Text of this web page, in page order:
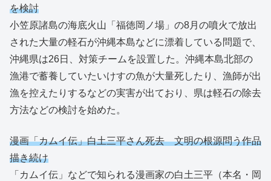
を検討
小笠原諸島の海底火山「福徳岡ノ場」の8月の噴火で放出
された大量の軽石が沖縄本島などに漂着している問題で、
沖縄県は26日、対策チームを設置した。沖縄本島北部の
漁港で蓄養していたいけすの魚が大量死したり、漁師が出
漁を控えたりするなどの実害が出ており、県は軽石の除去
方法などの検討を始めた。
漫画「カムイ伝」白土三平さん死去 文明の根源問う作品
描き続け
「カムイ伝」などで知られる漫画家の白土三平（本名・岡